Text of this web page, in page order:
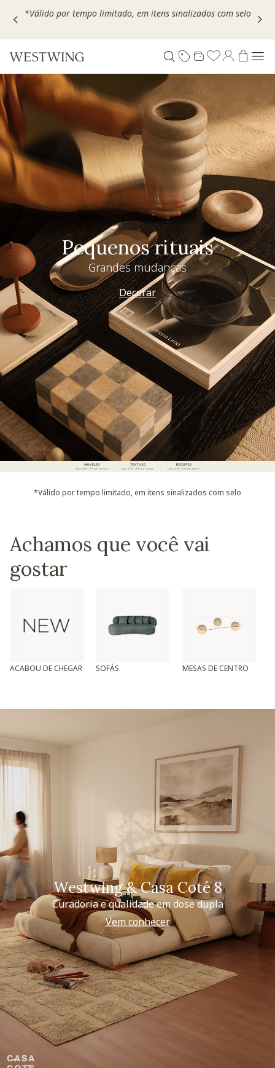
Escolha seu VOUCHER e ganhe até 30% OFF*: useMOVEL30,
Pequenos rituais
Grandes mudanças
Decorar
*Válido por tempo limitado, em itens sinalizados com selo
Achamos que você vai
gostar
ACABOU DE CHEGAR SOFÁS MESAS DE CENTRO
Westwing & Casa Coté 8
Curadoria e qualidade em dose dupla
Vem conhecer